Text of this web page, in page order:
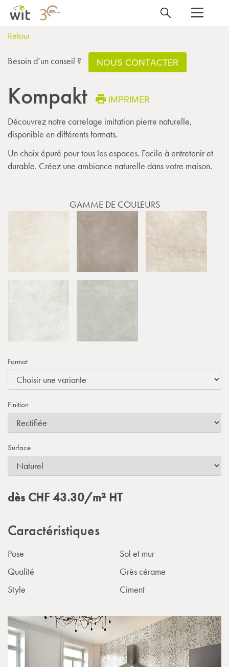
Retour
Besoin d’un conseil ? NOUS CONTACTER
Kompakt IMPRIMER
Découvrez notre carrelage imitation pierre naturelle,
disponible en différents formats.
Un choix épuré pour tous les espaces. Facile à entretenir et
durable. Créez une ambiance naturelle dans votre maison.
GAMME DE COULEURS
Format
Finition
Surface
dès CHF43.30/m² HT
Caractéristiques
Pose
Sol et mur
Qualité
Grès cérame
Style
Ciment